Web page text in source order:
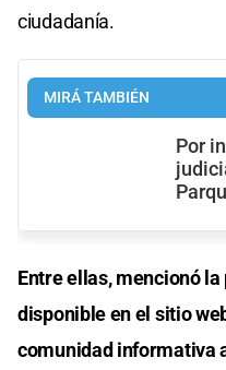
ciudadanía.
MIRÁ TAMBIÉN
Por
Entre ellas, mencionó
disponible en el sitio
comunidad informativa